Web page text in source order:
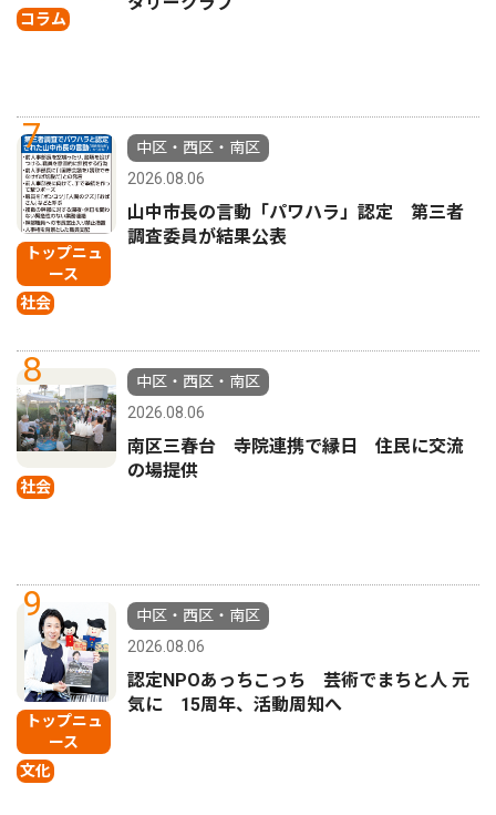
コラム
7
トップニュ
ース
社会
中区・西区・南区
2026.08.06
山中市長の言動「パワハラ」認定 第三者
調査委員が結果公表
8
社会
中区・西区・南区
2026.08.06
南区三春台 寺院連携で縁日 住民に交流
の場提供
9
トップニュ
ース
文化
中区・西区・南区
2026.08.06
認定NPOあっちこっち 芸術でまちと人 元
気に 15周年、活動周知へ